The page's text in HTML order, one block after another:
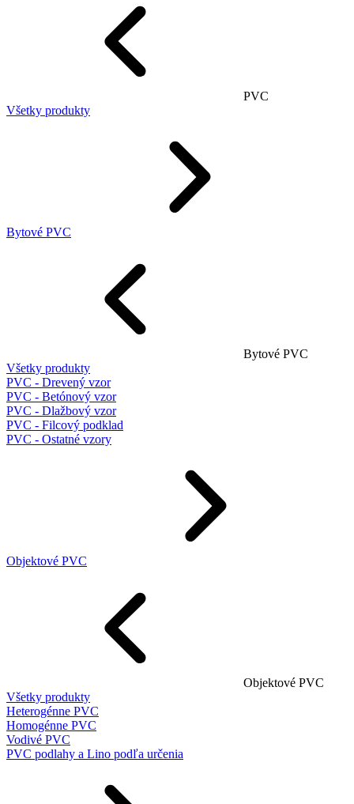
PVC
Všetky produkty
Bytové PVC
Bytové PVC
Všetky produkty
PVC - Drevený vzor
PVC - Betónový vzor
PVC - Dlažbový vzor
PVC - Filcový podklad
PVC - Ostatné vzory
Objektové PVC
Objektové PVC
Všetky produkty
Heterogénne PVC
Homogénne PVC
Vodivé PVC
PVC podlahy a Lino podľa určenia